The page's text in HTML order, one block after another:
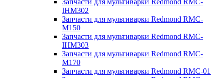
Запчасти для мультиварки Redmond RMC-
IHM302
Запчасти для мультиварки Redmond RMC-
M150
Запчасти для мультиварки Redmond RMC-
IHM303
Запчасти для мультиварки Redmond RMC-
M170
Запчасти для мультиварки Redmond RMC-01